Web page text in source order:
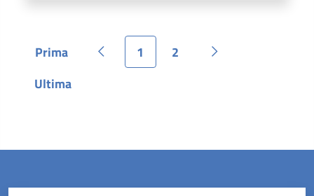
Pagina
Prima Pagina precedente
Pagina
1 Pagina
2
Pagina successiva
Pagina
Ultima